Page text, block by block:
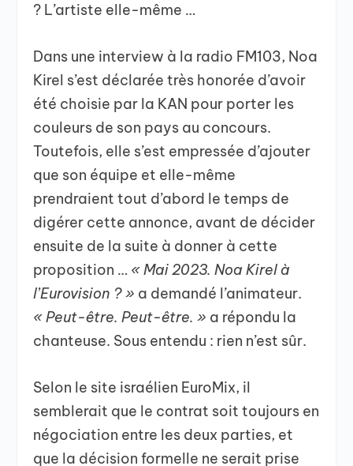
? L’artiste elle-même …
Dans une interview à la radio FM103, Noa
Kirel s’est déclarée très honorée d’avoir
été choisie par la KAN pour porter les
couleurs de son pays au concours.
Toutefois, elle s’est empressée d’ajouter
que son équipe et elle-même
prendraient tout d’abord le temps de
digérer cette annonce, avant de décider
ensuite de la suite à donner à cette
proposition … « Mai 2023. Noa Kirel à
l’Eurovision ? » a demandé l’animateur.
« Peut-être. Peut-être. » a répondu la
chanteuse. Sous entendu : rien n’est sûr.
Selon le site israélien EuroMix, il
semblerait que le contrat soit toujours en
négociation entre les deux parties, et
que la décision formelle ne serait prise